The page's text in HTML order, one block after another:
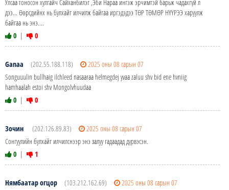
Улсаа тоносон хулгайч Сайханбилэг ,Эби Нараа ингэж эрчимтэй барьж чадахгүй л
дээ... Өөрсдийнх нь булхайг илчилж байгаа иргэдэдээ ТӨР ТӨМӨР НҮҮРЭЭ харуулж
байгаа нь энэ....
0 | 0
Ganaa (202.55.188.118)
2025 оны 08 сарын 07
Songuuulin bullhaig ilchleed nasaaraa helmegdej yvaa zaluu shv bid ene hvniig
hamhaalah estoi shv Mongolvhuudaa
0 | 0
Зочин (202.126.89.83)
2025 оны 08 сарын 07
Сонгуулийн булхайг илчилснээр энэ залуу гадаадад дүрвэсэн.
0 | 1
Нямбаатар огцор (103.212.162.69)
2025 оны 08 сарын 07